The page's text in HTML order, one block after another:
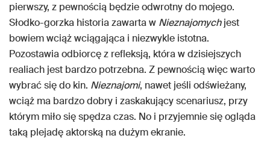
pierwszy, z pewnością będzie odwrotny do mojego.
Słodko-gorzka historia zawarta w Nieznajomychjest
bowiem wciąż wciągająca i niezwykle istotna.
Pozostawia odbiorcę z refleksją, która w dzisiejszych
realiach jest bardzo potrzebna. Z pewnością więc warto
wybrać się do kin. Nieznajomi, nawet jeśli odświeżany,
wciąż ma bardzo dobry i zaskakujący scenariusz, przy
którym miło się spędza czas. No i przyjemnie się ogląda
taką plejadę aktorską na dużym ekranie.